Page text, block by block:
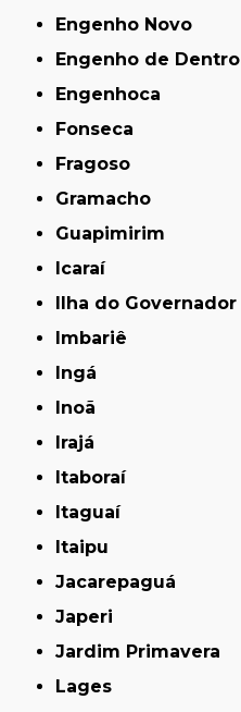
Engenho Novo
Engenho de Dentro
Engenhoca
Fonseca
Fragoso
Gramacho
Guapimirim
Icaraí
Ilha do Governador
Imbariê
Ingá
Inoã
Irajá
Itaboraí
Itaguaí
Itaipu
Jacarepaguá
Japeri
Jardim Primavera
Lages